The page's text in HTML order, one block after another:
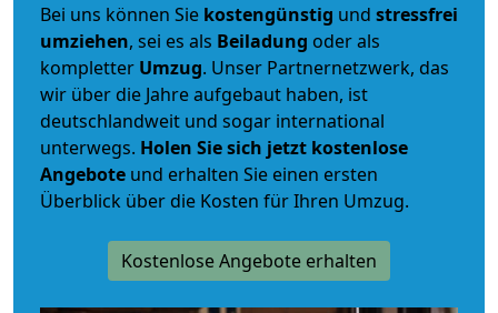
Bei uns können Sie kostengünstig und stressfrei
umziehen, sei es als Beiladung oder als
kompletter Umzug. Unser Partnernetzwerk, das
wir über die Jahre aufgebaut haben, ist
deutschlandweit und sogar international
unterwegs. Holen Sie sich jetzt kostenlose
Angebote und erhalten Sie einen ersten
Überblick über die Kosten für Ihren Umzug.
Kostenlose Angebote erhalten